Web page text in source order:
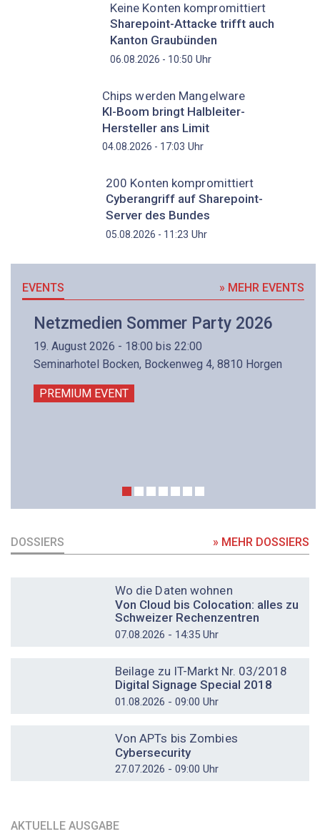
Keine Konten kompromittiert
Sharepoint-Attacke trifft auch
Kanton Graubünden
06.08.2026 - 10:50 Uhr
Chips werden Mangelware
KI-Boom bringt Halbleiter-
Hersteller ans Limit
04.08.2026 - 17:03 Uhr
200 Konten kompromittiert
Cyberangriff auf Sharepoint-
Server des Bundes
05.08.2026 - 11:23 Uhr
EVENTS » MEHR EVENTS
Netzmedien Sommer Party 2026
19. August 2026 - 18:00 bis 22:00
Seminarhotel Bocken, Bockenweg 4, 8810 Horgen
PREMIUM EVENT
DOSSIERS » MEHR DOSSIERS
Wo die Daten wohnen
Von Cloud bis Colocation: alles zu
Schweizer Rechenzentren
07.08.2026 - 14:35 Uhr
Beilage zu IT-Markt Nr. 03/2018
Digital Signage Special 2018
01.08.2026 - 09:00 Uhr
Von APTs bis Zombies
Cybersecurity
27.07.2026 - 09:00 Uhr
AKTUELLE AUSGABE